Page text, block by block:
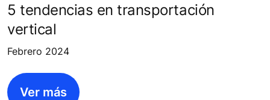
5 tendencias en transportación
vertical
Febrero 2024
Ver más